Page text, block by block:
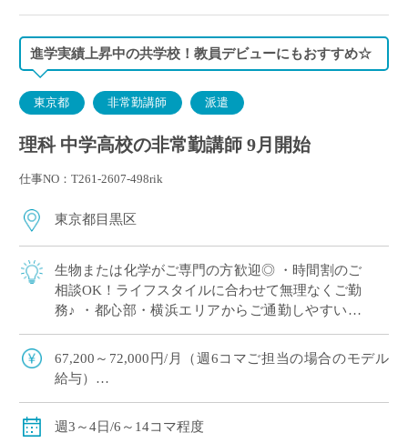
進学実績上昇中の共学校！教員デビューにもおすすめ☆
東京都 非常勤講師 派遣
理科 中学高校の非常勤講師 9月開始
仕事NO：T261-2607-498rik
東京都目黒区
生物または化学がご専門の方歓迎◎ ・時間割のご
相談OK！ライフスタイルに合わせて無理なくご勤
務♪ ・都心部・横浜エリアからご通勤しやすい好
67,200～72,000円/月（週6コマご担当の場合のモデル
給与）
ル給与）
週3～4日/6～14コマ程度